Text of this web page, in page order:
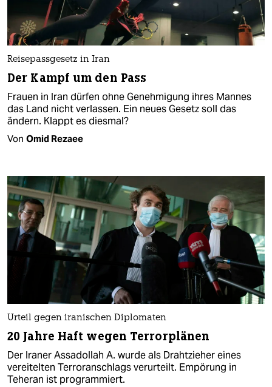
Reisepassgesetz in Iran
Der Kampf um den Pass
Frauen in Iran dürfen ohne Genehmigung ihres Mannes
das Land nicht verlassen. Ein neues Gesetz soll das
ändern. Klappt es diesmal?
Von Omid Rezaee
Urteil gegen iranischen Diplomaten
20 Jahre Haft wegen Terrorplänen
Der Iraner Assadollah A. wurde als Drahtzieher eines
vereitelten Terroranschlags verurteilt. Empörung in
Teheran ist programmiert.